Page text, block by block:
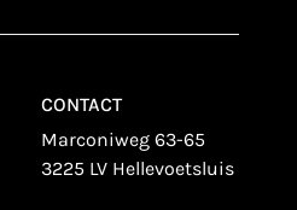
CONTACT
Marconiweg 63-65
3225 LV Hellevoetsluis